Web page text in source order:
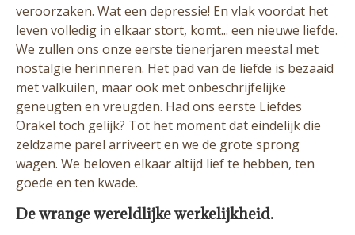
veroorzaken. Wat een depressie! En vlak voordat het
leven volledig in elkaar stort, komt... een nieuwe liefde.
We zullen ons onze eerste tienerjaren meestal met
nostalgie herinneren. Het pad van de liefde is bezaaid
met valkuilen, maar ook met onbeschrijfelijke
geneugten en vreugden. Had ons eerste Liefdes
Orakel toch gelijk? Tot het moment dat eindelijk die
zeldzame parel arriveert en we de grote sprong
wagen. We beloven elkaar altijd lief te hebben, ten
goede en ten kwade.
De wrange wereldlijke werkelijkheid.